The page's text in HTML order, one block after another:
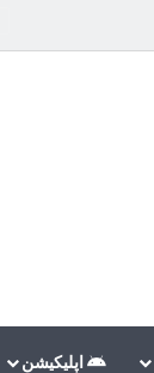
اپلیکیشن